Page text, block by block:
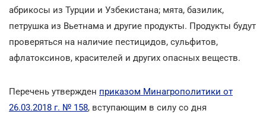
абрикосы из Турции и Узбекистана; мята, базилик,
петрушка из Вьетнама и другие продукты. Продукты будут
проверяться на наличие пестицидов, сульфитов,
афлатоксинов, красителей и других опасных веществ.
Перечень утвержден приказом Минагрополитики от
26.03.2018 г. № 158, вступающим в силу со дня